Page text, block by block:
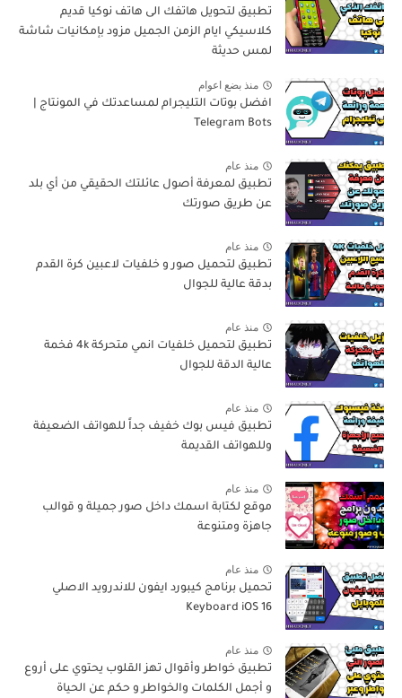
تطبيق لتحويل هاتفك الى هاتف نوكيا قديم
كلاسيكي ايام الزمن الجميل مزود بإمكانيات شاشة
لمس حديثة
منذ بضع اعوام
افضل بوتات التليجرام لمساعدتك في المونتاج |
Telegram Bots
منذ عام
تطبيق لمعرفة أصول عائلتك الحقيقي من أي بلد
عن طريق صورتك
منذ عام
تطبيق لتحميل صور و خلفيات لاعبين كرة القدم
بدقة عالية للجوال
منذ عام
تطبيق لتحميل خلفيات انمي متحركة 4k فخمة
عالية الدقة للجوال
منذ عام
تطبيق فيس بوك خفيف جداً للهواتف الضعيفة
وللهواتف القديمة
منذ عام
موقع لكتابة اسمك داخل صور جميلة و قوالب
جاهزة ومتنوعة
منذ عام
تحميل برنامج كيبورد ايفون للاندرويد الاصلي
Keyboard iOS 16
منذ عام
تطبيق خواطر وأقوال تهز القلوب يحتوي على أروع
و أجمل الكلمات والخواطر و حكم عن الحياة